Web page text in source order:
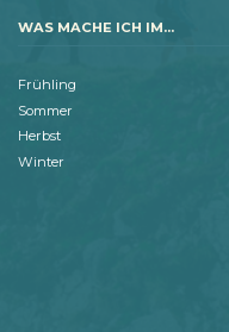
WAS MACHE ICH IM...
Frühling
Sommer
Herbst
Winter